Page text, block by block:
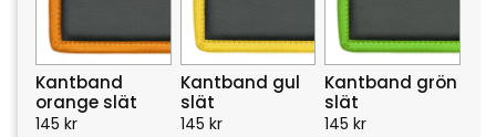
Kantband
orange slät
145 kr
Kantband gul
slät
145 kr
Kantband grön
slät
145 kr